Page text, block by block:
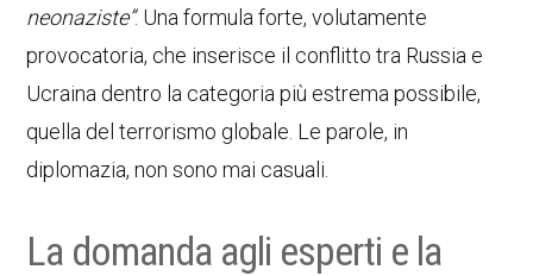
neonaziste”. Una formula forte, volutamente
provocatoria, che inserisce il conflitto tra Russia e
Ucraina dentro la categoria più estrema possibile,
quella del terrorismo globale. Le parole, in
diplomazia, non sono mai casuali.
La domanda agli esperti e la